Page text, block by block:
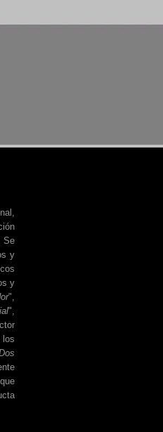
Se
y
y
",
",
los